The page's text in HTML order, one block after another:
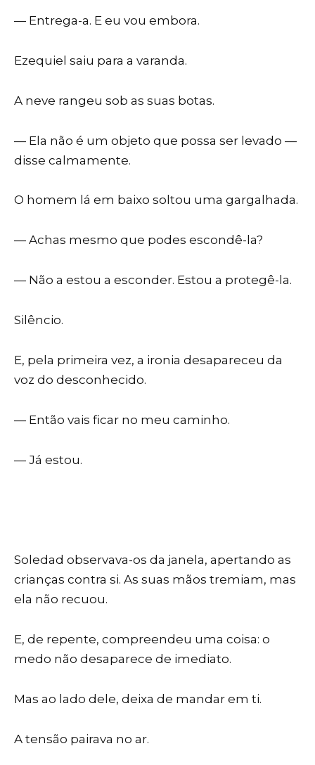
— Entrega-a. E eu vou embora.
Ezequiel saiu para a varanda.
A neve rangeu sob as suas botas.
— Ela não é um objeto que possa ser levado —
disse calmamente.
O homem lá em baixo soltou uma gargalhada.
— Achas mesmo que podes escondê-la?
— Não a estou a esconder. Estou a protegê-la.
Silêncio.
E, pela primeira vez, a ironia desapareceu da
voz do desconhecido.
— Então vais ficar no meu caminho.
— Já estou.
Soledad observava-os da janela, apertando as
crianças contra si. As suas mãos tremiam, mas
ela não recuou.
E, de repente, compreendeu uma coisa: o
medo não desaparece de imediato.
Mas ao lado dele, deixa de mandar em ti.
A tensão pairava no ar.